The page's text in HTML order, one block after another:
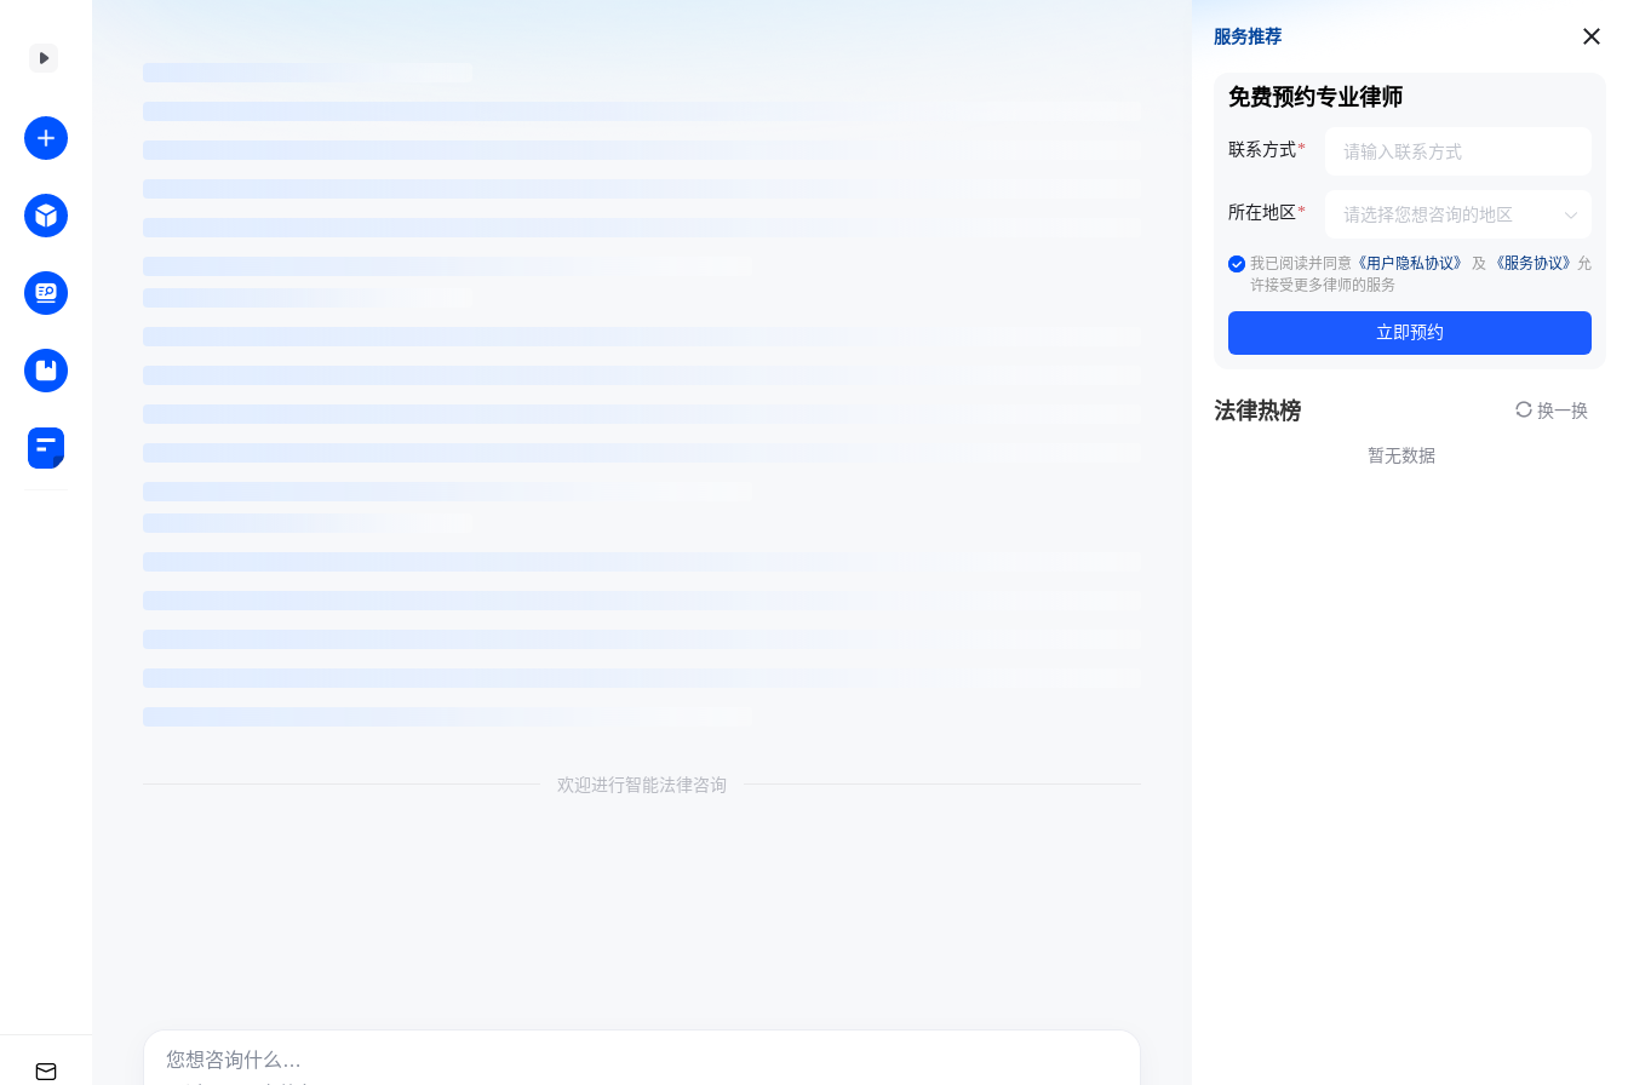
欢迎进行智能法律咨询
服务推荐
服务推荐
免费预约专业律师
联系方式
所在地区
我已阅读并同意 《用户隐私协议》 及 《服务协议》 允
许接受更多律师的服务
立即预约
法律热榜 换一换
暂无数据